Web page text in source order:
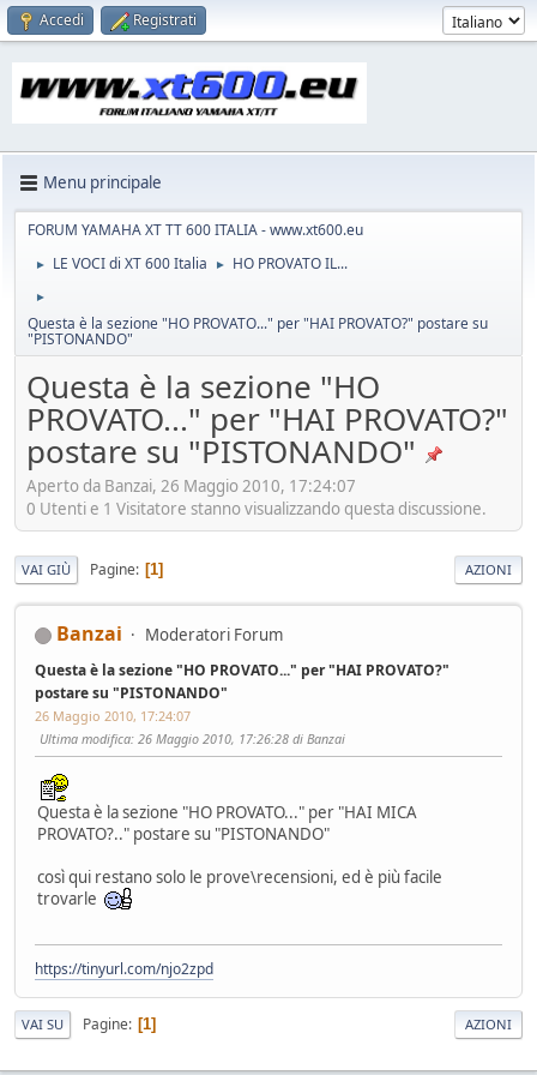
Accedi Registrati
Menu principale
FORUM YAMAHA XT TT 600 ITALIA - www.xt600.eu
► LE VOCI di XT 600 Italia ► HO PROVATO IL...
►
Questa è la sezione "HO PROVATO..." per "HAI PROVATO?" postare su
"PISTONANDO"
Questa è la sezione "HO
PROVATO..." per "HAI PROVATO?"
postare su "PISTONANDO"
Aperto da Banzai, 26 Maggio 2010, 17:24:07
0 Utenti e 1 Visitatore stanno visualizzando questa discussione.
VAI GIÙ Pagine 1 AZIONI
Banzai Moderatori Forum
Questa è la sezione "HO PROVATO..." per "HAI PROVATO?"
postare su "PISTONANDO"
26 Maggio 2010, 17:24:07
Ultima modifica: 26 Maggio 2010, 17:26:28 di Banzai
Questa è la sezione "HO PROVATO..." per "HAI MICA
PROVATO?.." postare su "PISTONANDO"
così qui restano solo le prove\recensioni, ed è più facile
trovarle
https://tinyurl.com/njo2zpd
VAI SU Pagine 1 AZIONI